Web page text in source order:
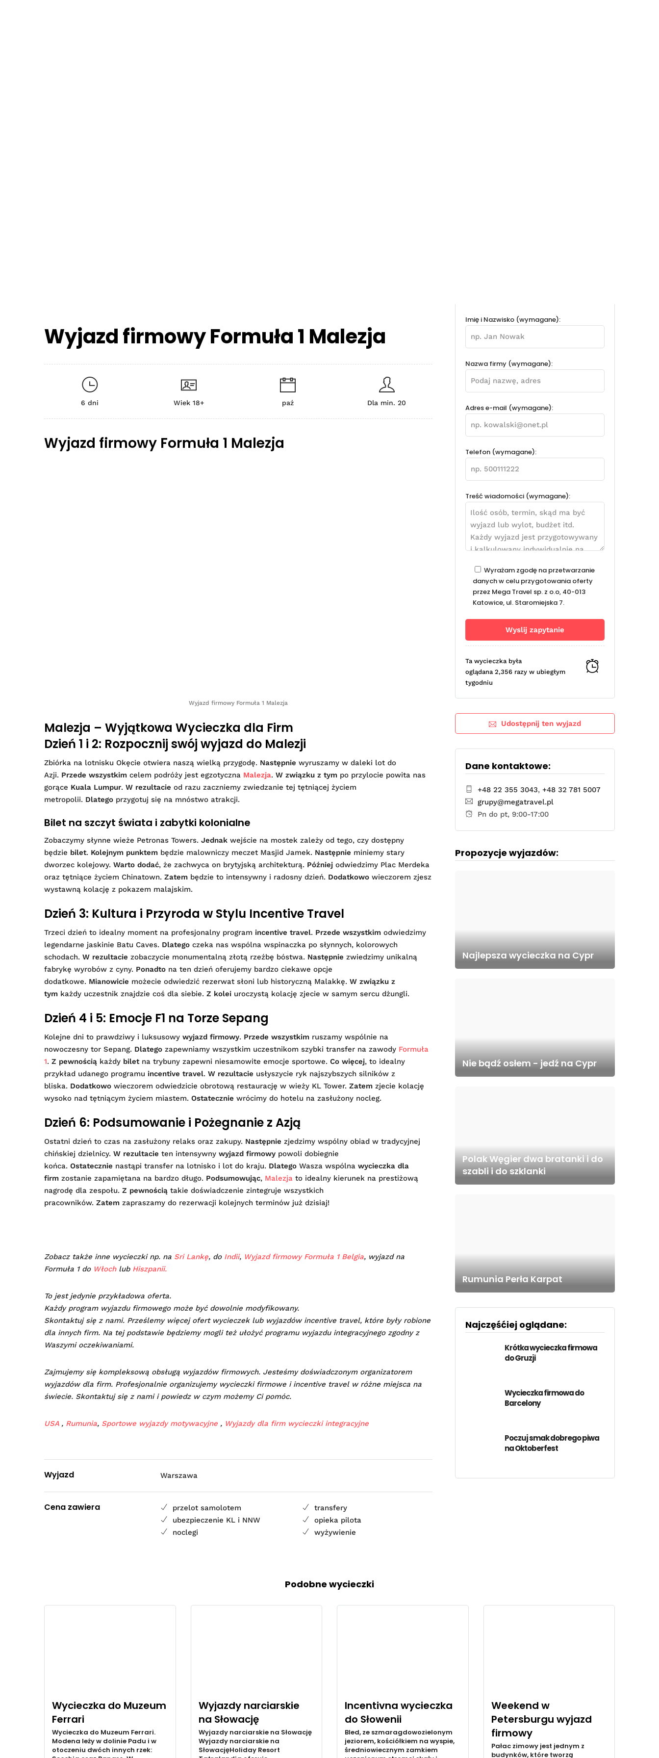
Wyjazd firmowy Formuła 1 Malezja
6 dni Wiek 18+ paź Dla min. 20
Wyjazd firmowy Formuła 1 Malezja
Wyjazd firmowy Formuła 1 Malezja
Malezja – Wyjątkowa Wycieczka dla Firm
Dzień 1 i 2: Rozpocznij swój wyjazd do Malezji
Zbiórka na lotnisku Okęcie otwiera naszą wielką przygodę. Następnie wyruszamy w daleki lot do
Azji. Przede wszystkim celem podróży jest egzotyczna Malezja. W związku z tym po przylocie powita nas
gorące Kuala Lumpur. W rezultacie od razu zaczniemy zwiedzanie tej tętniącej życiem
metropolii. Dlatego przygotuj się na mnóstwo atrakcji.
Bilet na szczyt świata i zabytki kolonialne
Zobaczymy słynne wieże Petronas Towers. Jednak wejście na mostek zależy od tego, czy dostępny
będzie bilet. Kolejnym punktem będzie malowniczy meczet Masjid Jamek. Następnie miniemy stary
dworzec kolejowy. Warto dodać, że zachwyca on brytyjską architekturą. Później odwiedzimy Plac Merdeka
oraz tętniące życiem Chinatown. Zatem będzie to intensywny i radosny dzień. Dodatkowo wieczorem zjesz
wystawną kolację z pokazem malajskim.
Dzień 3: Kultura i Przyroda w Stylu Incentive Travel
Trzeci dzień to idealny moment na profesjonalny program incentive travel. Przede wszystkim odwiedzimy
legendarne jaskinie Batu Caves. Dlatego czeka nas wspólna wspinaczka po słynnych, kolorowych
schodach. W rezultacie zobaczycie monumentalną złotą rzeźbę bóstwa. Następnie zwiedzimy unikalną
fabrykę wyrobów z cyny. Ponadto na ten dzień oferujemy bardzo ciekawe opcje
dodatkowe. Mianowicie możecie odwiedzić rezerwat słoni lub historyczną Malakkę. W związku z
tym każdy uczestnik znajdzie coś dla siebie. Z kolei uroczystą kolację zjecie w samym sercu dżungli.
Dzień 4 i 5: Emocje F1 na Torze Sepang
Kolejne dni to prawdziwy i luksusowy wyjazd firmowy. Przede wszystkim ruszamy wspólnie na
nowoczesny tor Sepang. Dlatego zapewniamy wszystkim uczestnikom szybki transfer na zawody Formuła
1. Z pewnością każdy biletna trybuny zapewni niesamowite emocje sportowe. Co więcej, to idealny
przykład udanego programu incentive travel. W rezultacie usłyszycie ryk najszybszych silników z
bliska. Dodatkowo wieczorem odwiedzicie obrotową restaurację w wieży KL Tower. Zatem zjecie kolację
wysoko nad tętniącym życiem miastem. Ostatecznie wrócimy do hotelu na zasłużony nocleg.
Dzień 6: Podsumowanie i Pożegnanie z Azją
Ostatni dzień to czas na zasłużony relaks oraz zakupy. Następnie zjedzimy wspólny obiad w tradycyjnej
chińskiej dzielnicy. W rezultacie ten intensywny wyjazd firmowy powoli dobiegnie
końca. Ostatecznie nastąpi transfer na lotnisko i lot do kraju. Dlatego Wasza wspólna wycieczka dla
firm zostanie zapamiętana na bardzo długo. Podsumowując, Malezja to idealny kierunek na prestiżową
nagrodę dla zespołu. Z pewnością takie doświadczenie zintegruje wszystkich
pracowników. Zatem zapraszamy do rezerwacji kolejnych terminów już dzisiaj!
Zobacz także inne wycieczki np. na Sri Lankę, do Indii, Wyjazd firmowy Formuła 1 Belgia, wyjazd na
Formuła 1 do Włochlub Hiszpanii.
To jest jedynie przykładowa oferta.
Każdy program wyjazdu firmowego może być dowolnie modyfikowany.
Skontaktuj się z nami. Prześlemy więcej ofert wycieczek lub wyjazdów incentive travel, które były robione
dla innych firm. Na tej podstawie będziemy mogli też ułożyć programu wyjazdu integracyjnego zgodny z
Waszymi oczekiwaniami.
Zajmujemy się kompleksową obsługą wyjazdów firmowych. Jesteśmy doświadczonym organizatorem
wyjazdów dla firm. Profesjonalnie organizujemy wycieczki firmowe i incentive travel w różne miejsca na
świecie. Skontaktuj się z nami i powiedz w czym możemy Ci pomóc.
USA, Rumunia, Sportowe wyjazdy motywacyjne , Wyjazdy dla firm wycieczki integracyjne
Wyjazd Warszawa
Cena zawiera przelot samolotem
transfery
ubezpieczenie KL i NNW
opieka pilota
noclegi
wyżywienie
Imię i Nazwisko (wymagane):
Nazwa firmy (wymagane):
Adres e-mail (wymagane):
Telefon (wymagane):
Treść wiadomości (wymagane):
Wyrażam zgodę na przetwarzanie
danych w celu przygotowania oferty
przez Mega Travel sp. z o.o, 40-013
Katowice, ul. Staromiejska 7.
Ta wycieczka była
oglądana 2,356 razy w ubiegłym
tygodniu
Udostępnij ten wyjazd
Dane kontaktowe:
+48 22 355 3043,+48 32 781 5007
grupy@megatravel.pl
Pn do pt, 9:00-17:00
Propozycje wyjazdów:
Najlepsza wycieczka na Cypr
Nie bądź osłem - jedź na Cypr
Polak Węgier dwa bratanki i do
szabli i do szklanki
Rumunia Perła Karpat
Najczęśćiej oglądane:
Krótka wycieczka firmowa
do Gruzji
Wycieczka firmowa do
Barcelony
Poczuj smak dobrego piwa
na Oktoberfest
Podobne wycieczki
Wycieczka do Muzeum
Ferrari
Wycieczka do Muzeum Ferrari.
Modena leży w dolinie Padu i w
otoczeniu dwóch innych rzek:
Wyjazdy narciarskie
na Słowację
Wyjazdy narciarskie na Słowację
Wyjazdy narciarskie na
SłowacjęHoliday Resort
Incentivna wycieczka
do Słowenii
Bled, ze szmaragdowozielonym
jeziorem, kościółkiem na wyspie,
średniowiecznym zamkiem
Weekend w
Petersburgu wyjazd
firmowy
Pałac zimowy jest jednym z
budynków, które tworzą